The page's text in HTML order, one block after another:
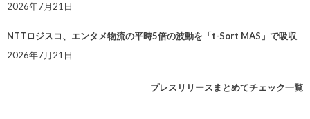
2026年7月21日
NTTロジスコ、エンタメ物流の平時5倍の波動を「t-Sort MAS」で吸収
2026年7月21日
プレスリリースまとめてチェック一覧